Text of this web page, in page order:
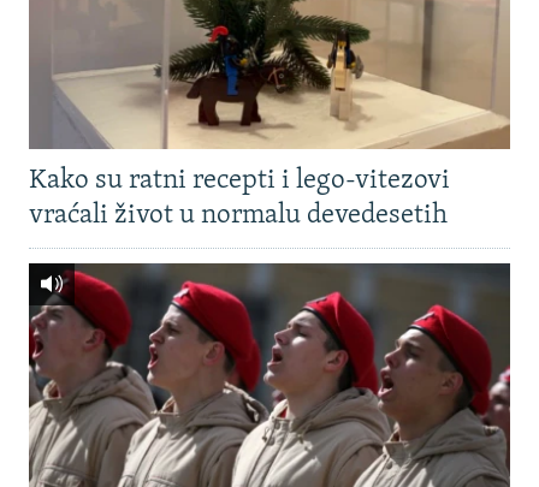
Kako su ratni recepti i lego-vitezovi
vraćali život u normalu devedesetih